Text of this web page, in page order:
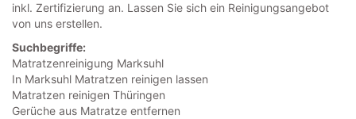
inkl. Zertifizierung an. Lassen Sie sich ein Reinigungsangebot
von uns erstellen.
Suchbegriffe:
Matratzenreinigung Marksuhl
In Marksuhl Matratzen reinigen lassen
Matratzen reinigen Thüringen
Gerüche aus Matratze entfernen